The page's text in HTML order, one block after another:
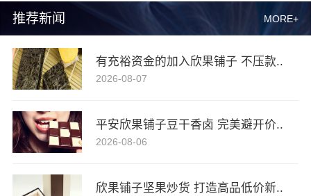
推荐新闻 MORE+
有充裕资金的加入欣果铺子 不压款..
2026-08-07
平安欣果铺子豆干香卤 完美避开价..
2026-08-06
欣果铺子坚果炒货 打造高品低价新..